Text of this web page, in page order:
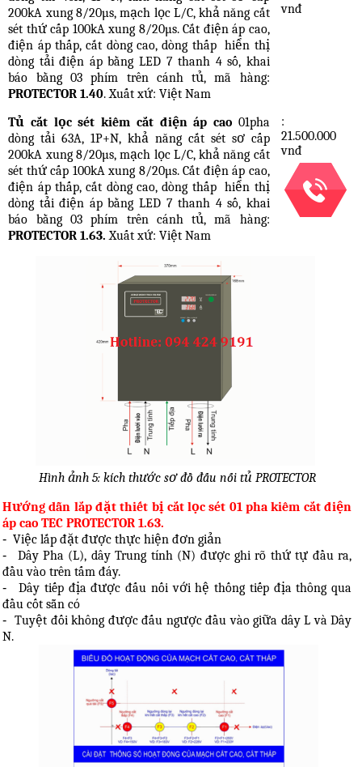
200kA xung 8/20µs, mạch lọc L/C, khả năng cắt
sét thứ cấp 100kA xung 8/20µs. Cắt điện áp cao,
điện áp thấp, cắt dòng cao, dòng thấp hiển thị
dòng tải điện áp bằng LED 7 thanh 4 số, khai
báo bằng 03 phím trên cánh tủ, mã hàng:
PROTECTOR 1.40. Xuất xứ: Việt Nam
vnđ
Tủ cắt lọc sét kiêm cắt điện áp cao 01pha
dòng tải 63A, 1P+N, khả năng cắt sét sơ cấp
200kA xung 8/20µs, mạch lọc L/C, khả năng cắt
sét thứ cấp 100kA xung 8/20µs. Cắt điện áp cao,
điện áp thấp, cắt dòng cao, dòng thấp hiển thị
dòng tải điện áp bằng LED 7 thanh 4 số, khai
báo bằng 03 phím trên cánh tủ, mã hàng:
PROTECTOR 1.63. Xuất xứ: Việt Nam
:
21.500.000
vnđ
Hình ảnh 5: kích thước sơ đồ đấu nối tủ PROTECTOR
Hướng dẫn lắp đặt thiết bị cắt lọc sét 01 pha kiêm cắt điện
áp cao TEC PROTECTOR 1.63.
- Việc lắp đặt được thực hiện đơn giản
-
Dây Pha (L), dây Trung tính (N) được ghi rõ thứ tự đầu ra,
đầu vào trên tấm đáy.
-
Dây tiếp địa được đấu nối với hệ thống tiếp địa thông qua
đầu cốt sẵn có
- Tuyệt đối không được đấu ngược đầu vào giữa dây L và Dây
N.